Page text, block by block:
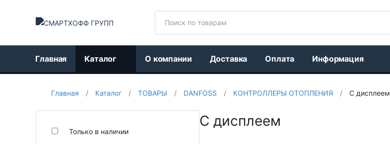
Главная Каталог О компании Доставка Оплата Информация
Главная / Каталог / ТОВАРЫ / DANFOSS / КОНТРОЛЛЕРЫ ОТОПЛЕНИЯ / С дисплеем
Только в наличии
С дисплеем